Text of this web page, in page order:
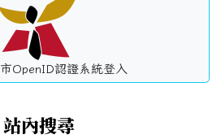
OpenID認證系統登入
站內搜尋